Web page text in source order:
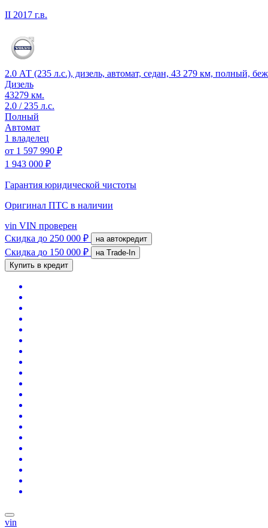
II 2017 г.в.
2.0 АТ (235 л.с.), дизель, автомат, седан, 43 279 км, полный,
Дизель
43279 км.
2.0 / 235 л.с.
Полный
Автомат
1 владелец
от 1 597 990 ₽
1 943 000 ₽
Гарантия юридической чистоты
Оригинал ПТС в наличии
vin VIN проверен
Скидка до 250 000 ₽ на автокредит
Скидка до 150 000 ₽
на Trade-In
Купить в кредит
vin